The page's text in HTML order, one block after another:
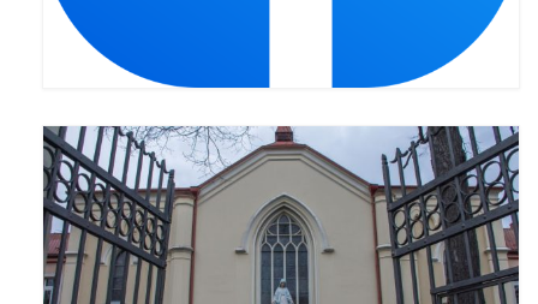
Pasterka 2021
Kościół Stacyjny Wielkiego Postu 2021
Pierwsza Komunia Święta
Pierwsza Komunia Święta – Grupa 1